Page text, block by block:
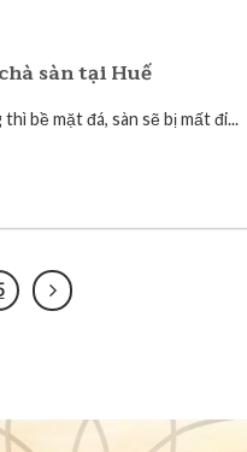
sàn tại Huế
bề mặt đá, sàn sẽ bị mất đi...